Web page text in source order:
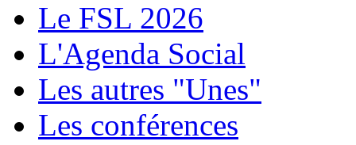
Le FSL 2026
L'Agenda Social
Les autres "Unes"
Les conférences